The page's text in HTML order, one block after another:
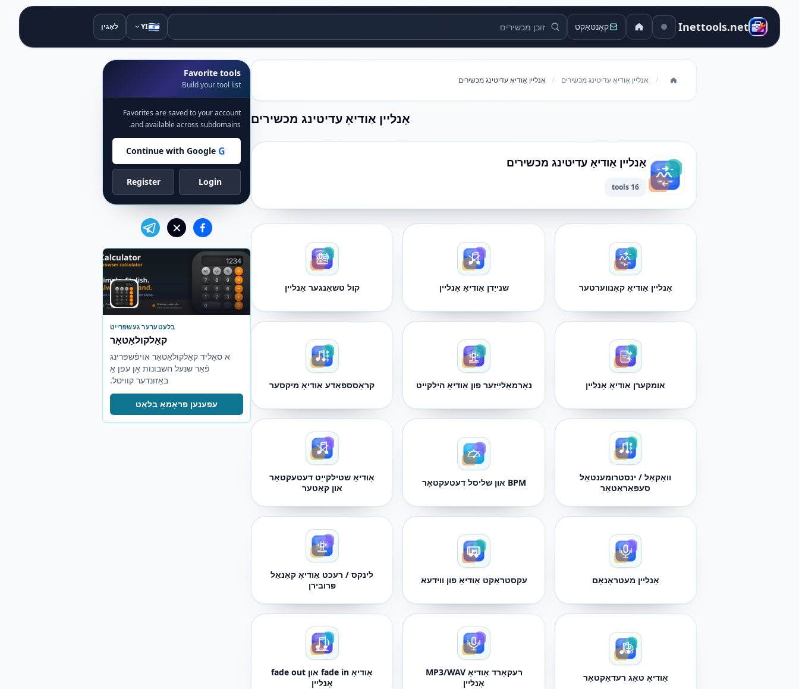
Inettools.net קאָנטאַקט זוכן מכשירים 🇮🇱
YI לאָגין
/ אָנליין אַודיאָ עדיטינג מכשירים / אָנליין אַודיאָ עדיטינג מכשירים
אָנליין אַודיאָ עדיטינג מכשירים
אָנליין אַודיאָ עדיטינג מכשירים
16 tools
אָנליין אַודיאָ קאָנווערטער שנייַדן אַודיאָ אָנליין קול טשאַנגער אָנליין
אומקערן אַודיאָ אָנליין נאָרמאַלייזער פון אַודיאָ הילקייט קראָסספאַדע אַודיאָ מיקסער
וואָקאַל / ינסטרומענטאַל
סעפּאַראַטאָר
BPM און שליסל דעטעקטאָר
אַודיאָ שטילקייַט דעטעקטאָר
און קאַטער
אָנליין מעטראָנאָם עקסטראַקט אַודיאָ פון ווידעא
לינקס / רעכט אַודיאָ קאַנאַל
פּרובירן
אַודיאָ טאַג רעדאַקטאָר
רעקאָרד אַודיאָ MP3/WAV
אָנליין
אַודיאָ fade in און fade out
אָנליין
Favorite tools
Build your tool list
Favorites are saved to your account
and available across subdomains.
G
Continue with Google
Login
Register
בלעטערער געשפּרייט
קאַלקולאַטאָר
א סאָליד קאַלקולאַטאָר אויפֿשפּרינג
פֿאַר שנעל חשבונות אָן עפן אַ
באַזונדער קוויטל.
עפענען פּראָמאָ בלאַט